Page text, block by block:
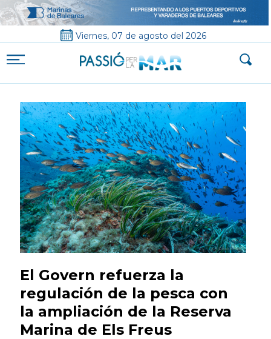
Viernes, 07 de agosto del 2026
El Govern refuerza la
regulación de la pesca con
la ampliación de la Reserva
Marina de Els Freus